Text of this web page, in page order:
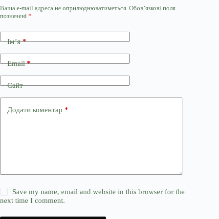
Ваша e-mail адреса не оприлюднюватиметься. Обов’язкові поля
позначені *
Ім’я*
Email*
Сайт
Додати коментар *
Save my name, email and website in this browser for the
next time I comment.